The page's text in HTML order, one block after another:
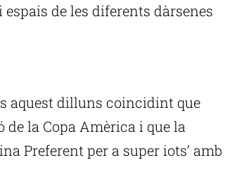
de les diferents dàrsenes
aquest dilluns coincidint que
la Copa Amèrica i que la
Preferent per a super iots’ amb